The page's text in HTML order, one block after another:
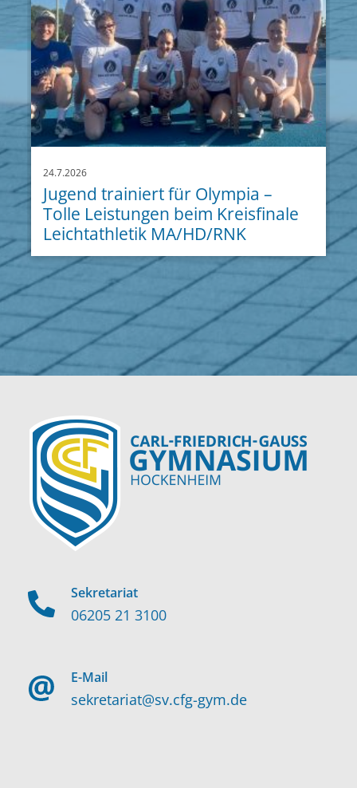
24.7.2026
Jugend trainiert für Olympia –
Tolle Leistungen beim Kreisfinale
Leichtathletik MA/HD/RNK
Sekretariat
06205 21 3100
E-Mail
sekretariat@sv.cfg-gym.de